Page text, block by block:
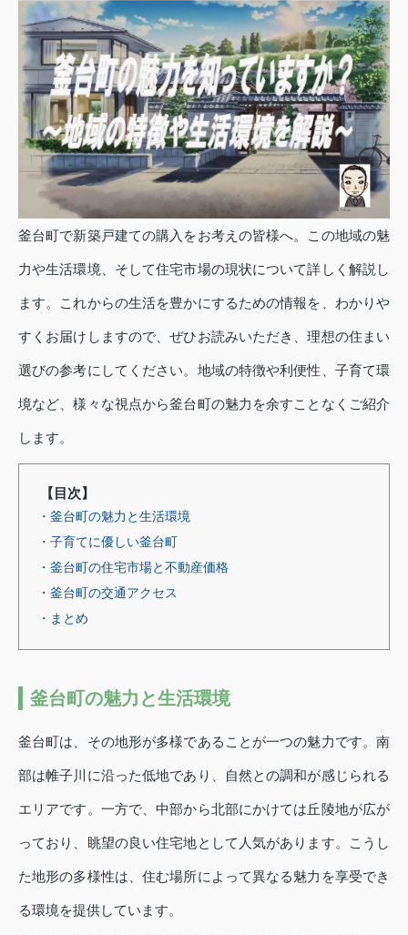
釜台町で新築戸建ての購入をお考えの皆様へ。この地域の魅
力や生活環境、そして住宅市場の現状について詳しく解説し
ます。これからの生活を豊かにするための情報を、わかりや
すくお届けしますので、ぜひお読みいただき、理想の住まい
選びの参考にしてください。地域の特徴や利便性、子育て環
境など、様々な視点から釜台町の魅力を余すことなくご紹介
します。
【目次】
・釜台町の魅力と生活環境
・子育てに優しい釜台町
・釜台町の住宅市場と不動産価格
・釜台町の交通アクセス
・まとめ
釜台町の魅力と生活環境
釜台町は、その地形が多様であることが一つの魅力です。南
部は帷子川に沿った低地であり、自然との調和が感じられる
エリアです。一方で、中部から北部にかけては丘陵地が広が
っており、眺望の良い住宅地として人気があります。こうし
た地形の多様性は、住む場所によって異なる魅力を享受でき
る環境を提供しています。